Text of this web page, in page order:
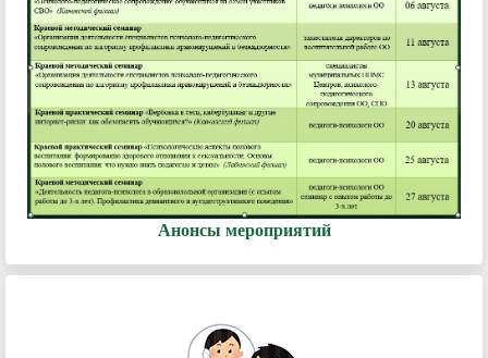
Анонсы мероприятий